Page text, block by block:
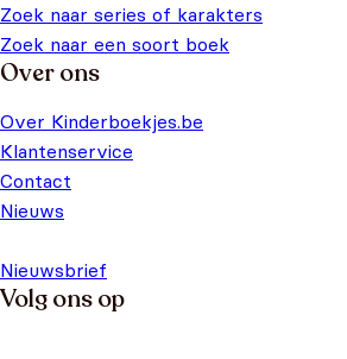
Zoek naar series of karakters
Zoek naar een soort boek
Over ons
Over Kinderboekjes.be
Klantenservice
Contact
Nieuws
Nieuwsbrief
Volg ons op